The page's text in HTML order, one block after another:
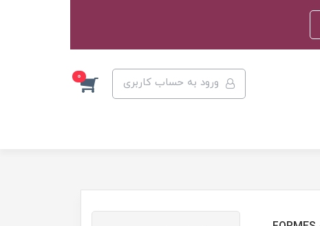
ورود به حساب کاربری 0